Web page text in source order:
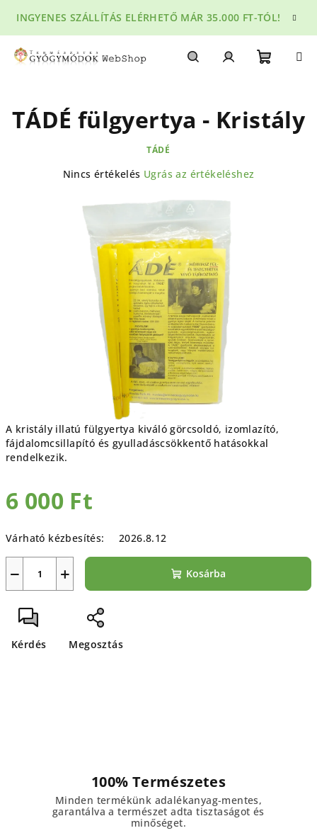
fő
tartalomhoz
INGYENES SZÁLLÍTÁS ELÉRHETŐ MÁR 35.000 FT-TÓL!
A kristály illatú fülgyertya kiváló görcsoldó, izomlazító,
fájdalomcsillapító és gyulladáscsökkentő hatásokkal
rendelkezik.
6 000 Ft
Várható kézbesítés:
2026.8.12
+
− Kosárba
Kérdés Megosztás
TÁDÉ fülgyertya - Kristály
TÁDÉ
A
átlagos
értékelése
csillag.
Nincs értékelés Ugrás az értékeléshez
100% Természetes
Minden termékünk adalékanyag-mentes,
garantálva a természet adta tisztaságot és
minőséget.